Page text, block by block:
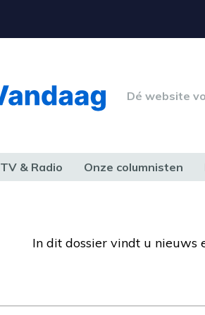
Dé website
TV & Radio Onze columnisten
In dit dossier vindt u nieuws